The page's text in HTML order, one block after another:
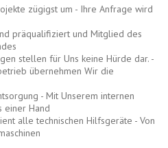
zügigst um - Ihre Anfrage wird
präqualifiziert und Mitglied des
stellen für Uns keine Hürde dar. -
übernehmen Wir die
- Mit Unserem internen
einer Hand
alle technischen Hilfsgeräte - Von